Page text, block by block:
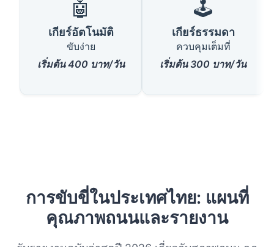
🤖
เกียร์อัตโนมัติ
ขับง่าย
เริ่มต้น 400 บาท/วัน
🕹️
เกียร์ธรรมดา
ควบคุมเต็มที่
เริ่มต้น 300 บาท/วัน
การขับขี่ในประเทศไทย: แผนที่
คุณภาพถนนและรายงาน